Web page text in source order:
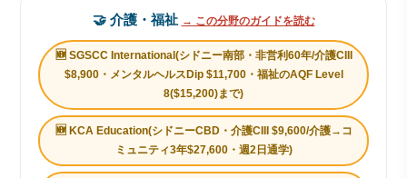
🤝 介護・福祉 → この分野のガイドを読む
🆕 SGSCC International(シドニー南部・非営利60年/介護CIII
$8,900・メンタルヘルスDip $11,700・福祉のAQF Level
8($15,200)まで)
🆕 KCA Education(シドニーCBD・介護CIII $9,600/介護→コ
ミュニティ3年$27,600・週2日通学)